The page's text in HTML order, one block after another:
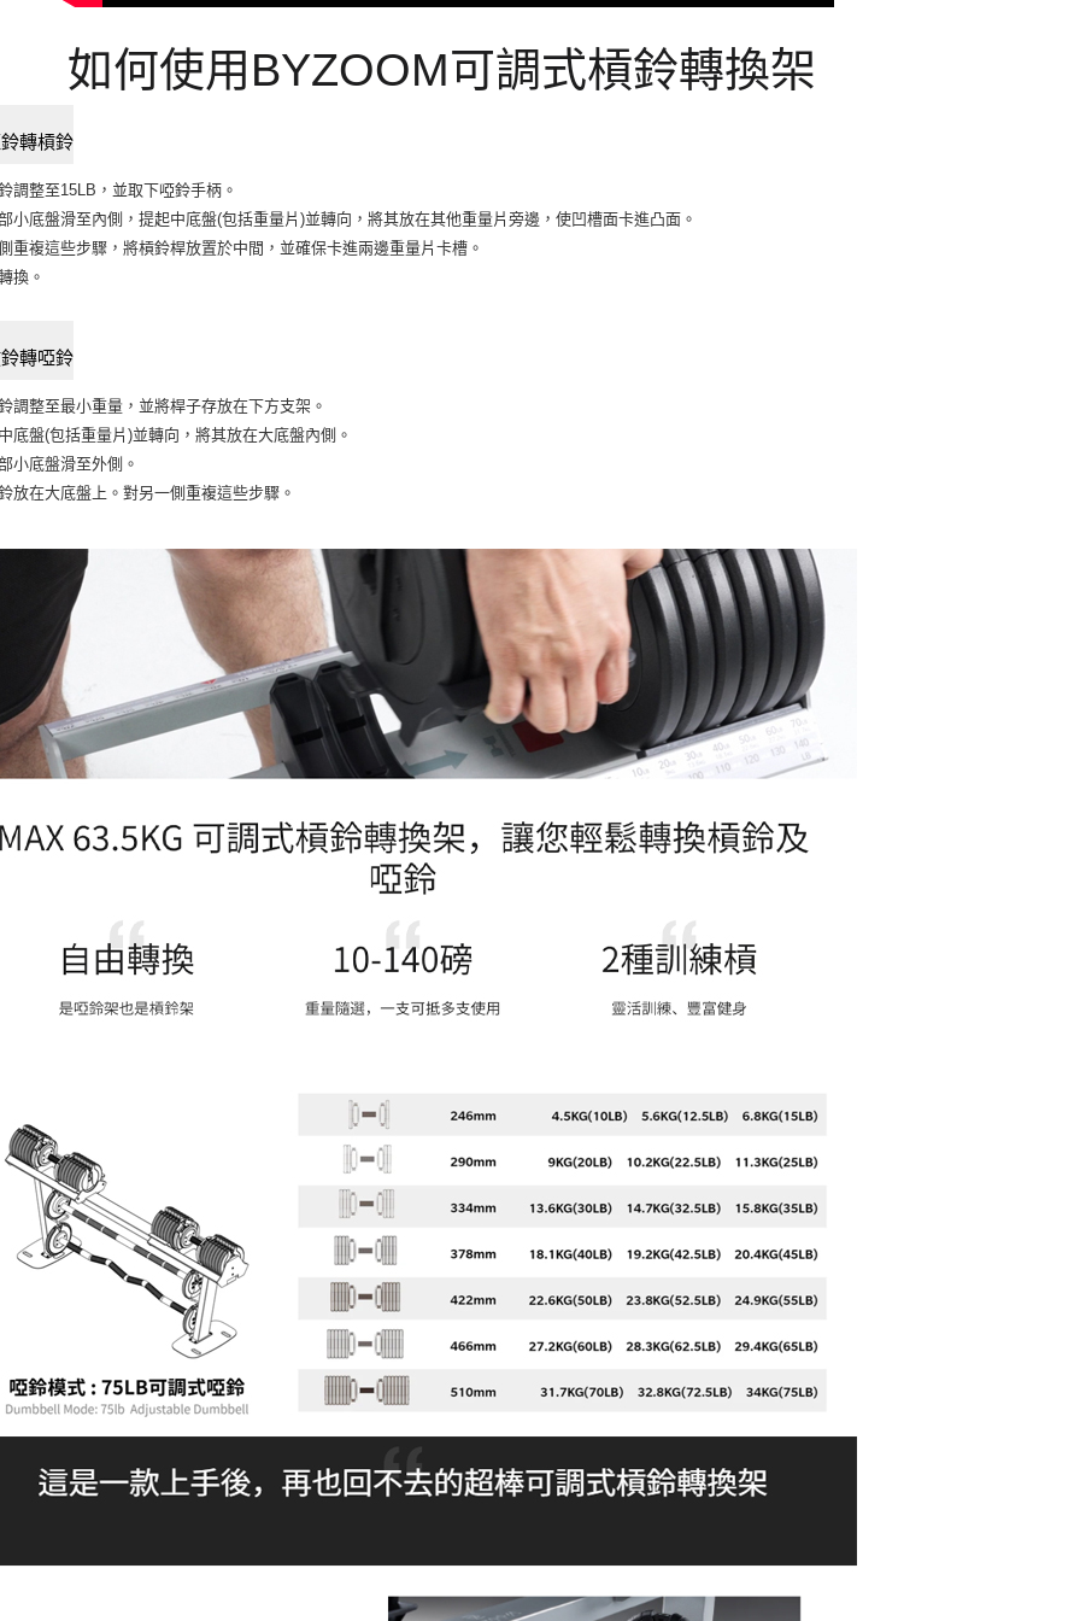
如何使用BYZOOM可調式槓鈴轉換架
轉槓鈴
調整至15LB，並取下啞鈴手柄。
小底盤滑至內側，提起中底盤(包括重量片)並轉向，將其放在其他重量片旁邊，使凹槽面卡進凸面。
重複這些步驟，將槓鈴桿放置於中間，並確保卡進兩邊重量片卡槽。
換。
轉啞鈴
調整至最小重量，並將桿子存放在下方支架。
底盤(包括重量片)並轉向，將其放在大底盤內側。
小底盤滑至外側。
放在大底盤上。對另一側重複這些步驟。